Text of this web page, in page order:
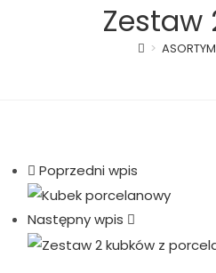
Zestaw
>
Poprzedni wpis
Następny wpis